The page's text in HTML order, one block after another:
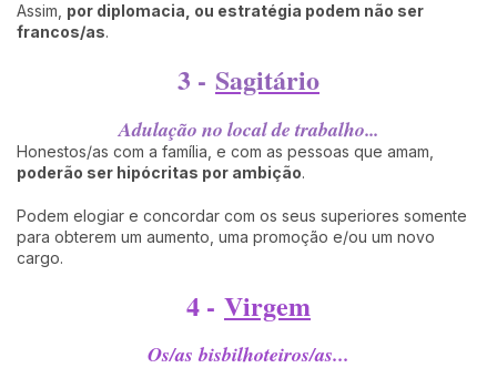
Assim, por diplomacia, ou estratégia podem não ser
francos/as.
3 - Sagitário
Adulação no local de trabalho...
Honestos/as com a família, e com as pessoas que amam,
poderão ser hipócritas por ambição.
Podem elogiar e concordar com os seus superiores somente
para obterem um aumento, uma promoção e/ou um novo
cargo.
4 - Virgem
Os/as bisbilhoteiros/as...